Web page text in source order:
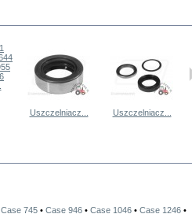
Uszczelniacz... Uszczelniacz...
Case 745 • Case 946 • Case 1046 • Case 1246 •